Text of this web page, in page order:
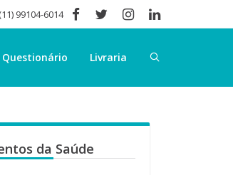
(11) 99104-6014
Questionário Livraria
da Saúde